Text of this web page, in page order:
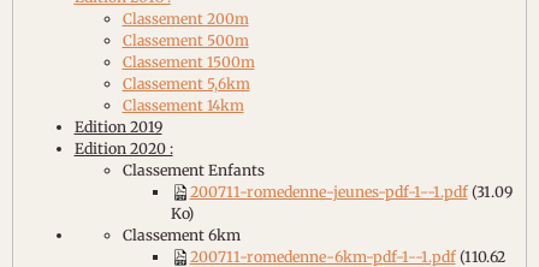
Classement 200m
Classement 500m
Classement 1500m
Classement 5,6km
Classement 14km
Edition 2019
Edition 2020 :
Classement Enfants
200711-romedenne-jeunes-pdf-1--1.pdf(31.09
Ko)
Classement 6km
200711-romedenne-6km-pdf-1--1.pdf(110.62